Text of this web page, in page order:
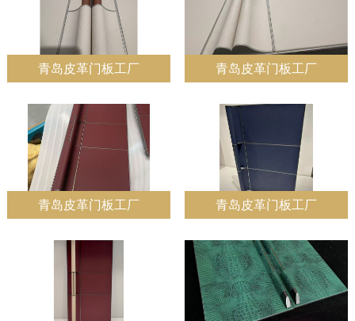
青岛皮革门板工厂 青岛皮革门板工厂
青岛皮革门板工厂 青岛皮革门板工厂